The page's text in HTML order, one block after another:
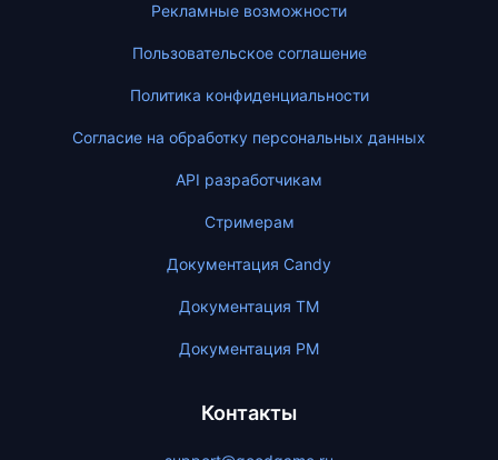
Рекламные возможности
Пользовательское соглашение
Политика конфиденциальности
Согласие на обработку персональных данных
API разработчикам
Стримерам
Документация Candy
Документация ТМ
Документация PM
Контакты